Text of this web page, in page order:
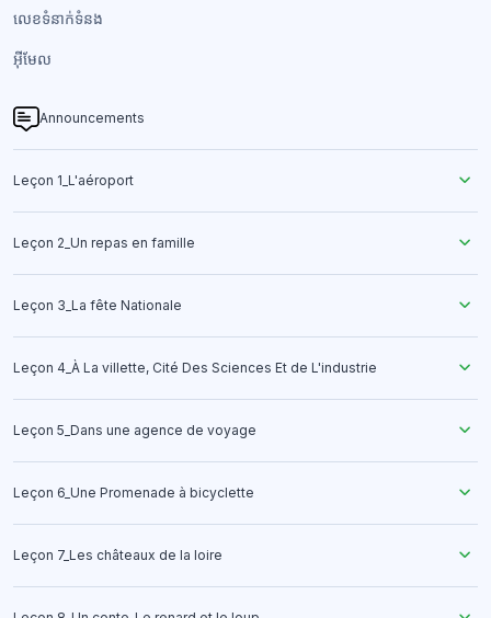
លេខទំនាក់ទំនង​
អ៊ីមែល
Announcements
Leçon 1_L'aéroport
Leçon 2_Un repas en famille
Leçon 3_La fête Nationale
Leçon 4_À La villette, Cité Des Sciences Et de L'industrie
Leçon 5_Dans une agence de voyage
Leçon 6_Une Promenade à bicyclette
Leçon 7_Les châteaux de la loire